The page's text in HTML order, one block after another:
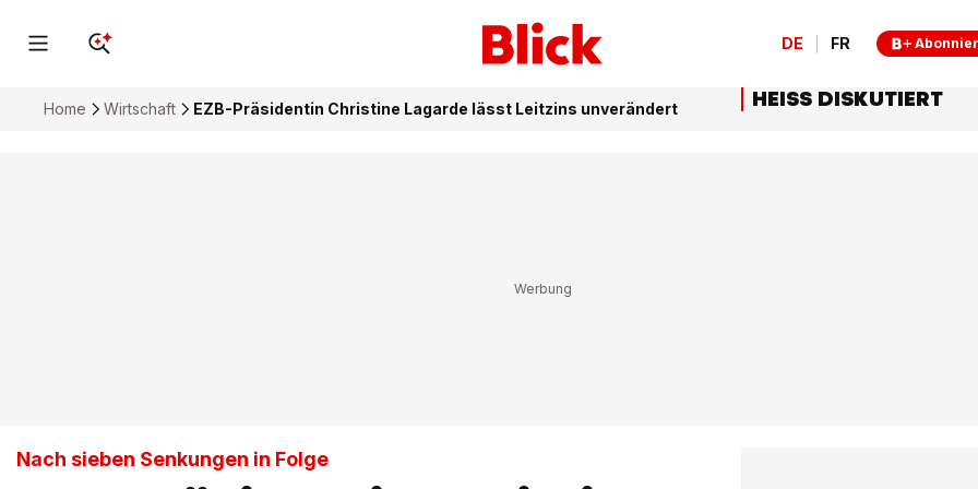
DE FR
Home Wirtschaft EZB-Präsidentin Christine Lagarde lässt Leitzins unverändert
Nach sieben Senkungen in Folge
HEISS DISKUTIERT